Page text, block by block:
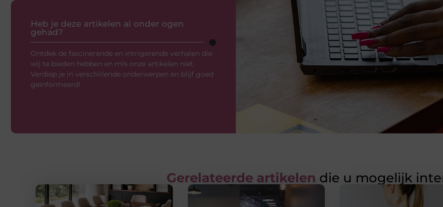
Heb je deze artikelen al onder ogen
gehad?
Ontdek de fascinerende en intrigerende verhalen die
wij te bieden hebben en mis onze artikelen niet.
Verdiep je in verschillende onderwerpen en blijf goed
geïnformeerd!
Gerelateerde artikelen die u mogelijk